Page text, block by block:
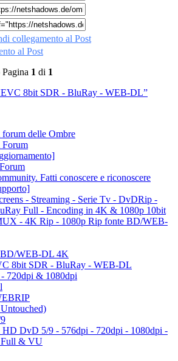
collegamento al Post
al Post
Pagina 1 di 1
8bit SDR - BluRay - WEB-DL”
forum delle Ombre
Forum
Fatti conoscere e riconoscere
- Streaming - Serie Tv - DvDRip -
Full - Encoding in 4K & 1080p 10bit
- 4K Rip - 1080p Rip fonte BD/WEB-
BD/WEB-DL 4K
8bit SDR - BluRay - WEB-DL
720dpi & 1080dpi
DvD 5/9 - 576dpi - 720dpi - 1080dpi -
Full & VU